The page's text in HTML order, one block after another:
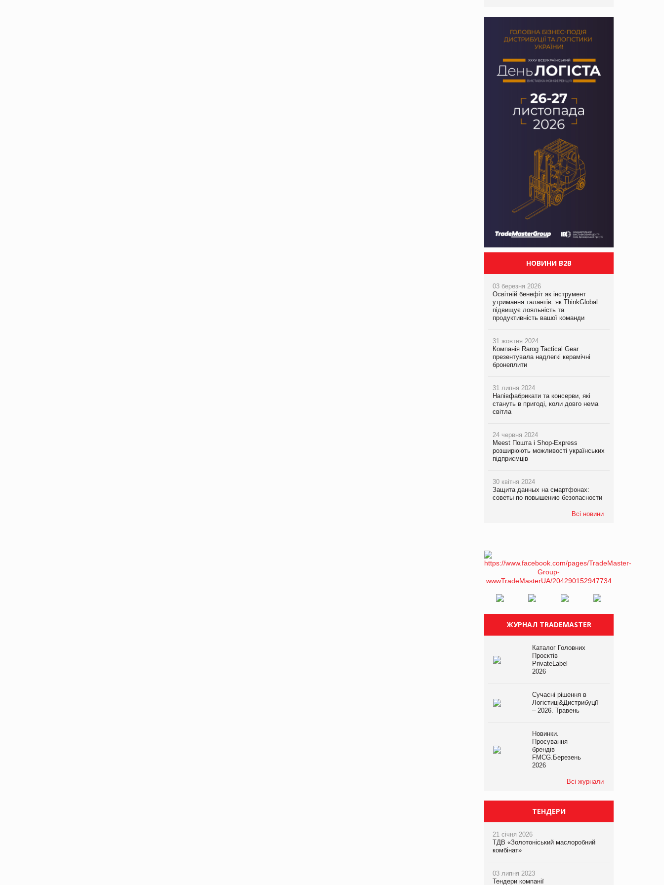
НОВИНИ B2B
03 березня 2026
Освітній бенефіт як інструмент
утримання талантів: як ThinkGlobal
підвищує лояльність та
продуктивність вашої команди
31 жовтня 2024
Компанія Rarog Tactical Gear
презентувала надлегкі керамічні
бронеплити
31 липня 2024
Напівфабрикати та консерви, які
стануть в пригоді, коли довго нема
світла
24 червня 2024
Meest Пошта і Shop-Express
розширюють можливості українських
підприємців
30 квітня 2024
Защита данных на смартфонах:
советы по повышению безопасности
Всі новини
ЖУРНАЛ TRADEMASTER
Каталог Головних
Проєктів
PrivateLabel –
2026
Сучасні рішення в
Логістиці&Дистрибуції
– 2026. Травень
Новинки.
Просування
брендів
FMCG.Березень
2026
Всі журнали
ТЕНДЕРИ
21 січня 2026
ТДВ «Золотоніський маслоробний
комбінат»
03 липня 2023
Тендери компанії